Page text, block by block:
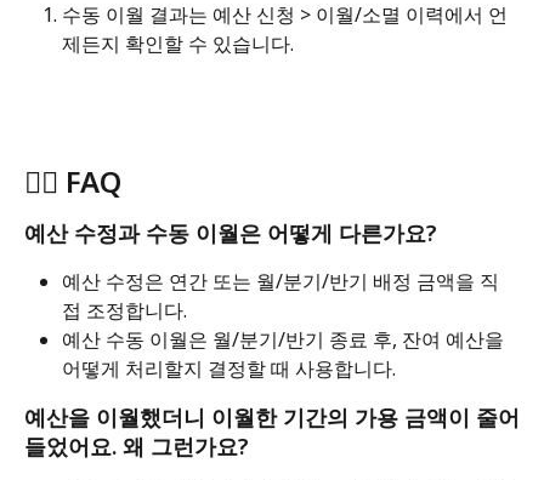
수동 이월 결과는 예산 신청 > 이월/소멸 이력에서 언
제든지 확인할 수 있습니다.
🙋‍♂️ FAQ
예산 수정과 수동 이월은 어떻게 다른가요?
예산 수정은 연간 또는 월/분기/반기 배정 금액을 직
접 조정합니다.
예산 수동 이월은 월/분기/반기 종료 후, 잔여 예산을
어떻게 처리할지 결정할 때 사용합니다.
예산을 이월했더니 이월한 기간의 가용 금액이 줄어
들었어요. 왜 그런가요?